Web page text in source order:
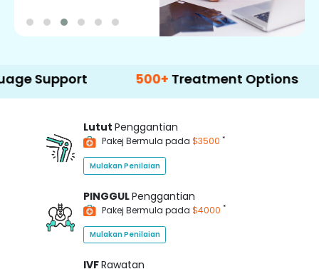
500+ Treatment Options
Lutut Penggantian
Pakej Bermula pada $3500 *
Mulakan Penilaian
PINGGULPenggantian
Pakej Bermula pada $4000 *
Mulakan Penilaian
IVFRawatan